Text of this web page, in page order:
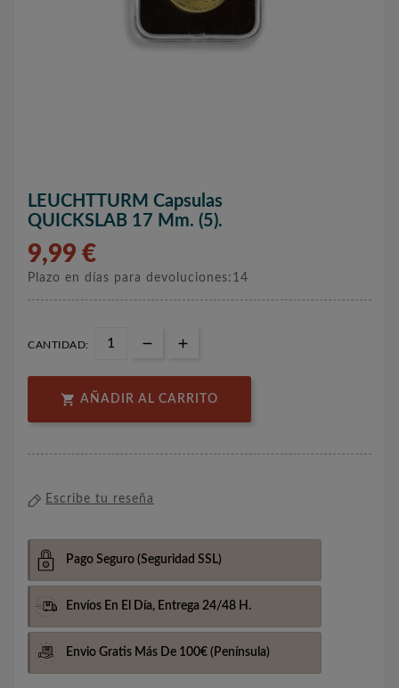
LEUCHTTURM Capsulas
QUICKSLAB 17 Mm. (5).
9,99 €
Plazo en días para devoluciones:14
CANTIDAD:
 AÑADIR AL CARRITO
Escribe tu reseña
Pago Seguro (Seguridad SSL)
Envíos En El Día, Entrega 24/48 H.
Envio Gratis Más De 100€ (Península)